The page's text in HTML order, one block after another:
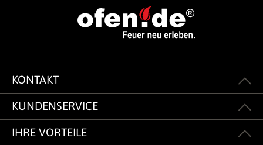
KONTAKT
KUNDENSERVICE
IHRE VORTEILE